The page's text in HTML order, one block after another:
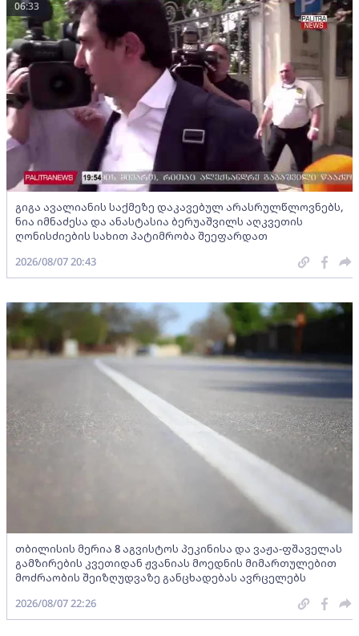
გიგა ავალიანის საქმეზე დაკავებულ არასრულწლოვნებს,
ნია იმნაძესა და ანასტასია ბერუაშვილს აღკვეთის
ღონისძიების სახით პატიმრობა შეეფარდათ
06:33
2026/08/07 20:43
თბილისის მერია 8 აგვისტოს პეკინისა და ვაჟა-ფშაველას
გამზირების კვეთიდან ჟვანიას მოედნის მიმართულებით
მოძრაობის შეიზღუდვაზე განცხადებას ავრცელებს
2026/08/07 22:26